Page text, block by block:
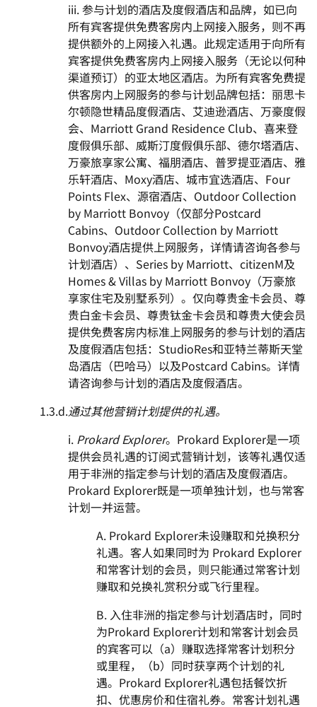
iii. 参与计划的酒店及度假酒店和品牌，如已向
所有宾客提供免费客房内上网接入服务，则不再
提供额外的上网接入礼遇。此规定适用于向所有
宾客提供免费客房内上网接入服务（无论以何种
渠道预订）的亚太地区酒店。为所有宾客免费提
供客房内上网服务的参与计划品牌包括：丽思卡
尔顿隐世精品度假酒店、艾迪逊酒店、万豪度假
会、Marriott Grand Residence Club、喜来登
度假俱乐部、威斯汀度假俱乐部、德尔塔酒店、
万豪旅享家公寓、福朋酒店、普罗提亚酒店、雅
乐轩酒店、Moxy酒店、城市宜选酒店、Four
Points Flex、源宿酒店、Outdoor Collection
by Marriott Bonvoy（仅部分Postcard
Cabins、Outdoor Collection by Marriott
Bonvoy酒店提供上网服务，详情请咨询各参与
计划酒店）、Series by Marriott、citizenM及
Homes & Villas by Marriott Bonvoy（万豪旅
享家住宅及别墅系列）。仅向尊贵金卡会员、尊
贵白金卡会员、尊贵钛金卡会员和尊贵大使会员
提供免费客房内标准上网服务的参与计划的酒店
及度假酒店包括：StudioRes和亚特兰蒂斯天堂
岛酒店（巴哈马）以及Postcard Cabins。详情
请咨询参与计划的酒店及度假酒店。
1.3.d.通过其他营销计划提供的礼遇。
i. Prokard Explorer。Prokard Explorer是一项
提供会员礼遇的订阅式营销计划，该等礼遇仅适
用于非洲的指定参与计划的酒店及度假酒店。
Prokard Explorer既是一项单独计划，也与常客
计划一并运营。
A. Prokard Explorer未设赚取和兑换积分
礼遇。客人如果同时为 Prokard Explorer
和常客计划的会员，则只能通过常客计划
赚取和兑换礼赏积分或飞行里程。
B. 入住非洲的指定参与计划酒店时，同时
为Prokard Explorer计划和常客计划会员
的宾客可以（a）赚取选择常客计划积分
或里程，（b）同时获享两个计划的礼
遇。Prokard Explorer礼遇包括餐饮折
扣、优惠房价和住宿礼券。常客计划礼遇